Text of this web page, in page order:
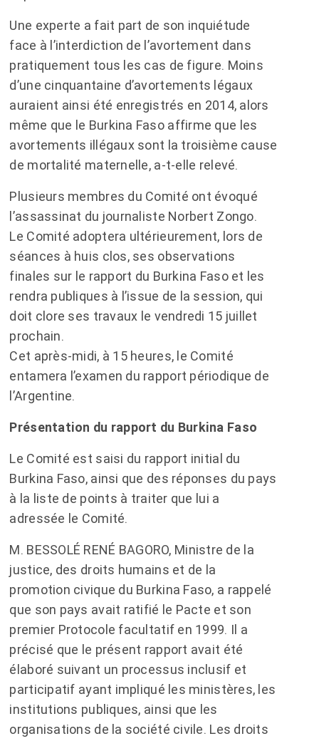
Une experte a fait part de son inquiétude
face à l’interdiction de l’avortement dans
pratiquement tous les cas de figure. Moins
d’une cinquantaine d’avortements légaux
auraient ainsi été enregistrés en 2014, alors
même que le Burkina Faso affirme que les
avortements illégaux sont la troisième cause
de mortalité maternelle, a-t-elle relevé.
Plusieurs membres du Comité ont évoqué
l’assassinat du journaliste Norbert Zongo.
Le Comité adoptera ultérieurement, lors de
séances à huis clos, ses observations
finales sur le rapport du Burkina Faso et les
rendra publiques à l’issue de la session, qui
doit clore ses travaux le vendredi 15 juillet
prochain.
Cet après-midi, à 15 heures, le Comité
entamera l’examen du rapport périodique de
l’Argentine.
Présentation du rapport du Burkina Faso
Le Comité est saisi du rapport initial du
Burkina Faso, ainsi que des réponses du pays
à la liste de points à traiter que lui a
adressée le Comité.
M. BESSOLÉ RENÉ BAGORO, Ministre de la
justice, des droits humains et de la
promotion civique du Burkina Faso, a rappelé
que son pays avait ratifié le Pacte et son
premier Protocole facultatif en 1999. Il a
précisé que le présent rapport avait été
élaboré suivant un processus inclusif et
participatif ayant impliqué les ministères, les
institutions publiques, ainsi que les
organisations de la société civile. Les droits